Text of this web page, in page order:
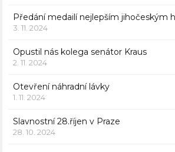
Předání medailí nejlepším jihočeským
3. 11. 2024
Opustil nás kolega senátor Kraus
2. 11. 2024
Otevření náhradní lávky
1. 11. 2024
Slavnostní 28.říjen v Praze
28. 10. 2024